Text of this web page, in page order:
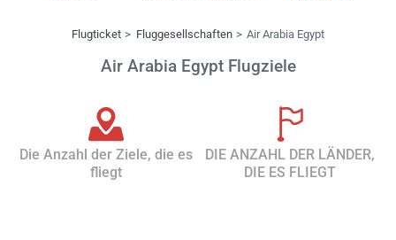
Flugticket Fluggesellschaften Air Arabia Egypt
Air Arabia Egypt Flugziele
Die Anzahl der Ziele, die es
fliegt
DIE ANZAHL DER LÄNDER,
DIE ES FLIEGT